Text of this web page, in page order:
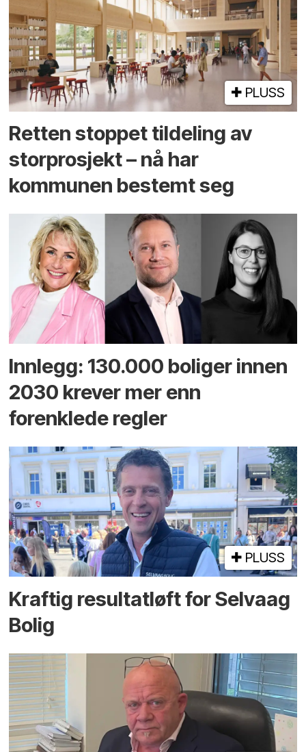
PLUSS
Retten stoppet tildeling av
storprosjekt – nå har
kommunen bestemt seg
Innlegg: 130.000 boliger innen
2030 krever mer enn
forenklede regler
PLUSS
Kraftig resultatløft for Selvaag
Bolig